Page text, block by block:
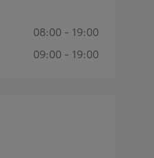
08:00 - 19:00
09:00 - 19:00